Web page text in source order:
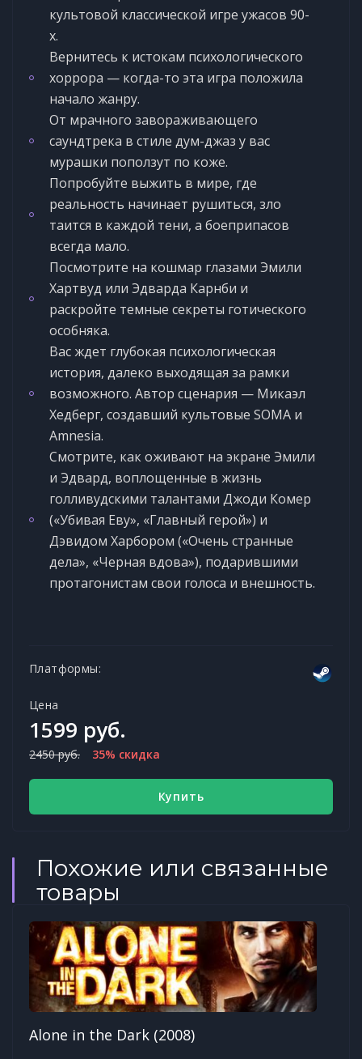
культовой классической игре ужасов 90-
х.
Вернитесь к истокам психологического
хоррора — когда-то эта игра положила
начало жанру.
От мрачного завораживающего
саундтрека в стиле дум-джаз у вас
мурашки поползут по коже.
Попробуйте выжить в мире, где
реальность начинает рушиться, зло
таится в каждой тени, а боеприпасов
всегда мало.
Посмотрите на кошмар глазами Эмили
Хартвуд или Эдварда Карнби и
раскройте темные секреты готического
особняка.
Вас ждет глубокая психологическая
история, далеко выходящая за рамки
возможного. Автор сценария — Микаэл
Хедберг, создавший культовые SOMA и
Amnesia.
Смотрите, как оживают на экране Эмили
и Эдвард, воплощенные в жизнь
голливудскими талантами Джоди Комер
(«Убивая Еву», «Главный герой») и
Дэвидом Харбором («Очень странные
дела», «Черная вдова»), подарившими
протагонистам свои голоса и внешность.
Платформы:
Цена
1599 руб.
2450 руб. 35% скидка
Купить
Похожие или связанные
товары
Alone in the Dark (2008)